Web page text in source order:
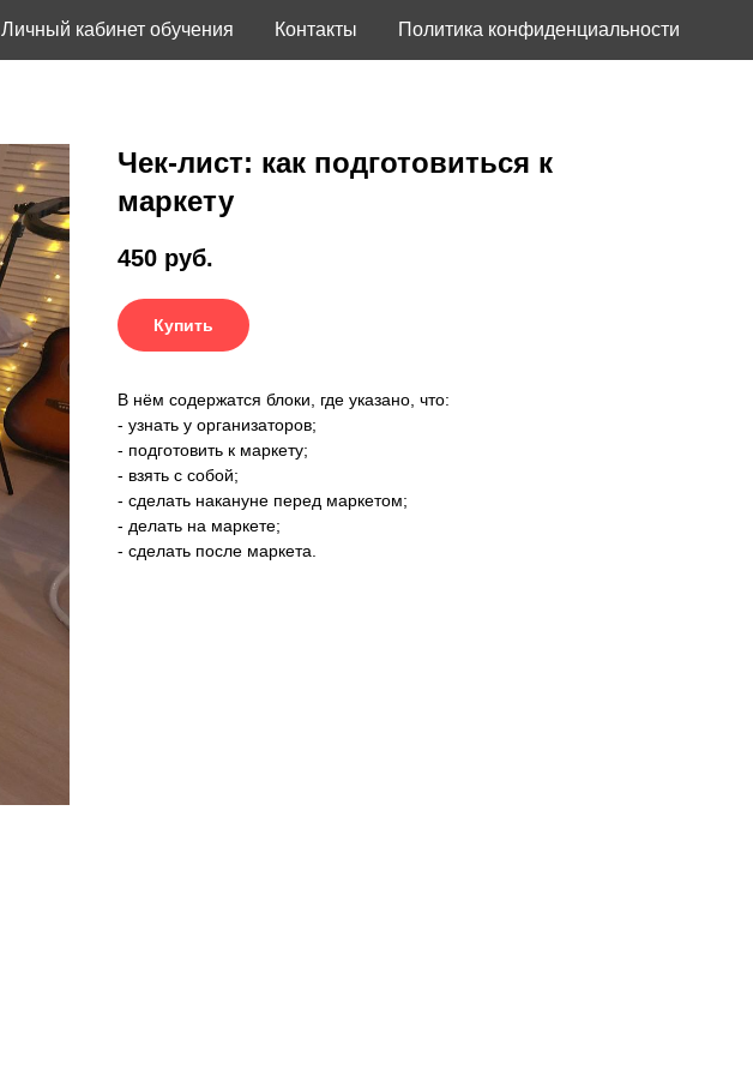
Личный кабинет обучения Контакты Политика конфиденциальности
Чек-лист: как подготовиться к
маркету
450 руб.
Купить
В нём содержатся блоки, где указано, что:
- узнать у организаторов;
- подготовить к маркету;
- взять с собой;
- сделать накануне перед маркетом;
- делать на маркете;
- сделать после маркета.